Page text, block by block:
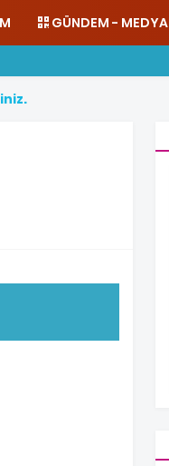
GÜNDEM - MEDYA
iniz.